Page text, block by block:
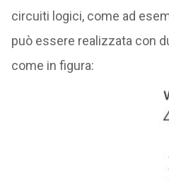
circuiti logici, come ad
può essere realizzata con
come in figura: